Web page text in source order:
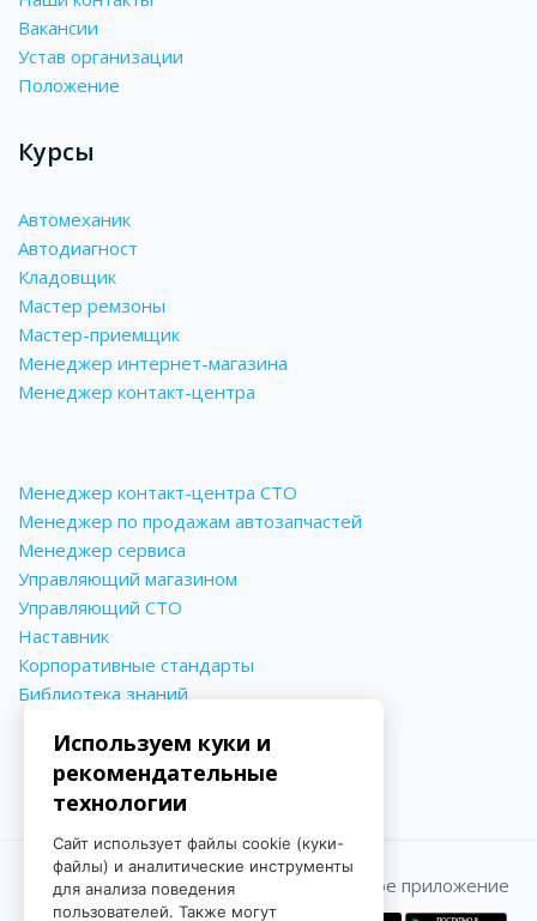
Вакансии
Устав организации
Положение
Курсы
Автомеханик
Автодиагност
Кладовщик
Мастер ремзоны
Мастер-приемщик
Менеджер интернет-магазина
Менеджер контакт-центра
Менеджер контакт-центра СТО
Менеджер по продажам автозапчастей
Менеджер сервиса
Управляющий магазином
Управляющий СТО
Наставник
Корпоративные стандарты
Библиотека знаний
Принимаем к оплате Мобильное приложение
Используем куки и
рекомендательные
технологии
Сайт использует файлы cookie (куки-
файлы) и аналитические инструменты
для анализа поведения
пользователей. Также могут